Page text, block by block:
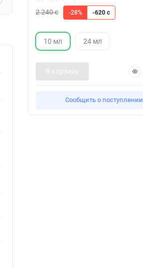
2 240 с -28% -620 с
10 мл 24 мл
В корзину
Сообщить о поступлении